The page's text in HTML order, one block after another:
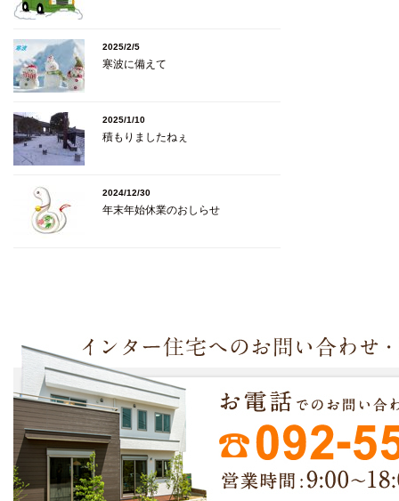
2025/2/5
寒波に備えて
2025/1/10
積もりましたねぇ
2024/12/30
年末年始休業のおしらせ